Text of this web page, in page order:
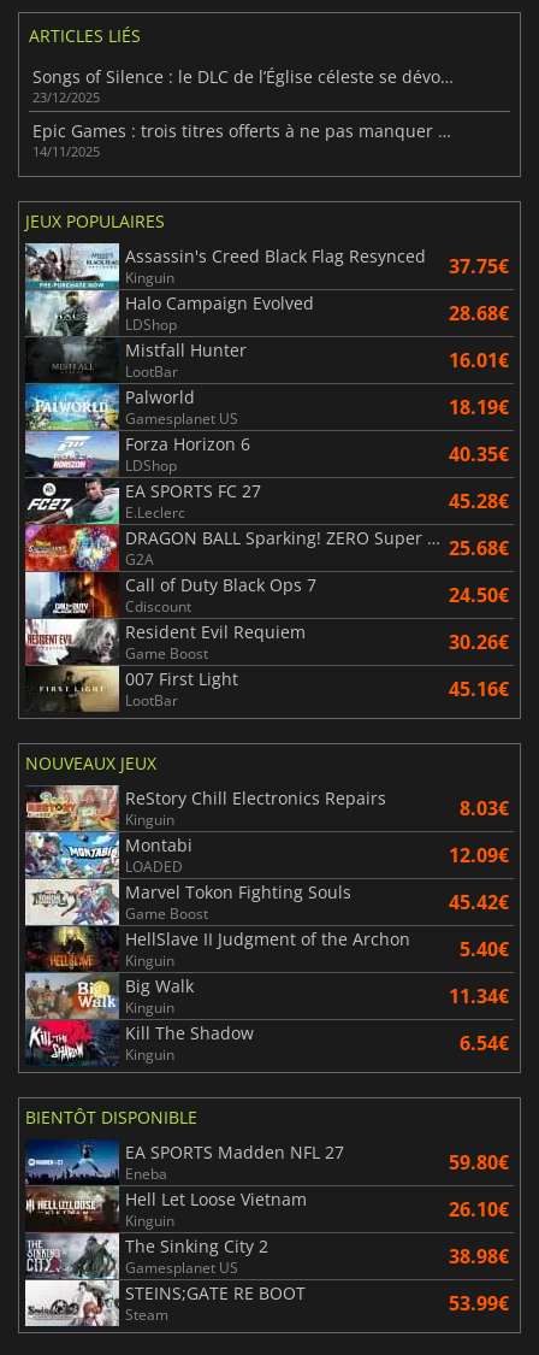
ARTICLES LIÉS
Songs of Silence : le DLC de l’Église céleste se dévoile
23/12/2025
Epic Games : trois titres offerts à ne pas manquer cette semaine
14/11/2025
JEUX POPULAIRES
Assassin's Creed Black Flag Resynced
Kinguin 37.75€
Halo Campaign Evolved
LDShop 28.68€
Mistfall Hunter
LootBar 16.01€
Palworld
Gamesplanet US 18.19€
Forza Horizon 6
LDShop 40.35€
EA SPORTS FC 27
E.Leclerc 45.28€
DRAGON BALL Sparking! ZERO Super Limit Breaking NEO
G2A 25.68€
Call of Duty Black Ops 7
Cdiscount 24.50€
Resident Evil Requiem
Game Boost 30.26€
007 First Light
LootBar 45.16€
NOUVEAUX JEUX
ReStory Chill Electronics Repairs
Kinguin 8.03€
Montabi
LOADED 12.09€
Marvel Tokon Fighting Souls
Game Boost 45.42€
HellSlave II Judgment of the Archon
Kinguin 5.40€
Big Walk
Kinguin 11.34€
Kill The Shadow
Kinguin 6.54€
BIENTÔT DISPONIBLE
EA SPORTS Madden NFL 27
Eneba 59.80€
Hell Let Loose Vietnam
Kinguin 26.10€
The Sinking City 2
Gamesplanet US 38.98€
STEINS;GATE RE BOOT
Steam 53.99€